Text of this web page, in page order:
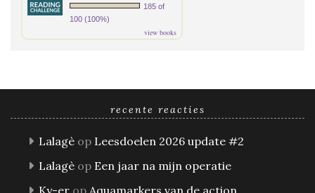
185 of
100 (100%)
view books
recente reacties
Lalagè op Leesdoelen 2026 update #2
Lalagè op Een jaar na mijn operatie
Ky-er op Aquamarkers van de action